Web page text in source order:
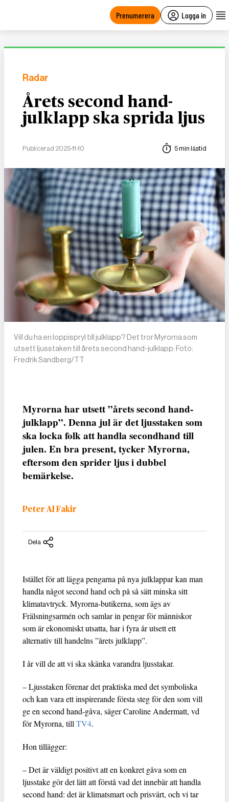
Prenumerera Logga in
Radar
Årets second hand-
julklapp ska sprida ljus
Publicerad 2025-11-10 5 min lästid
Vill du ha en loppispryl till julklapp? Det tror Myrorna som
utsett ljusstaken till årets second hand-julklapp: Foto:
Fredrik Sandberg/TT
Myrorna har utsett ”årets second hand-
julklapp”. Denna jul är det ljusstaken som
ska locka folk att handla secondhand till
julen. En bra present, tycker Myrorna,
eftersom den sprider ljus i dubbel
bemärkelse.
Peter Al Fakir
Dela
Istället för att lägga pengarna på nya julklappar kan man
handla något second hand och på så sätt minska sitt
klimatavtryck. Myrorna-butikerna, som ägs av
Frälsningsarmén och samlar in pengar för människor
som är ekonomiskt utsatta, har i fyra år utsett ett
alternativ till handelns ”årets julklapp”.
I år vill de att vi ska skänka varandra ljusstakar.
– Ljusstaken förenar det praktiska med det symboliska
och kan vara ett inspirerande första steg för den som vill
ge en second hand-gåva, säger Caroline Andermatt, vd
för Myrorna, till TV4.
Hon tillägger:
– Det är väldigt positivt att en konkret gåva som en
ljusstake gör det lätt att förstå vad det innebär att handla
second hand: det är klimatsmart och prisvärt, och vi tar